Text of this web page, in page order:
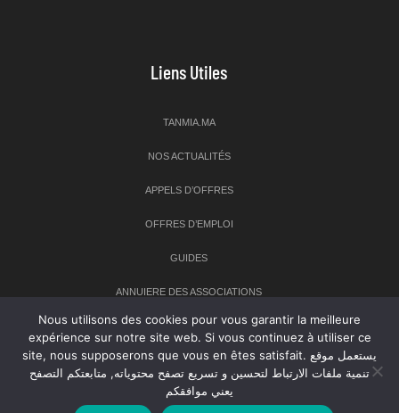
Liens Utiles
TANMIA.MA
NOS ACTUALITÉS
APPELS D’OFFRES
OFFRES D’EMPLOI
GUIDES
ANNUIERE DES ASSOCIATIONS
Newsletter
Inscrivez-vous à notre newsletter pour recevoir les dernières
nouvelles sur TANMIA
Nous utilisons des cookies pour vous garantir la meilleure
expérience sur notre site web. Si vous continuez à utiliser ce
site, nous supposerons que vous en êtes satisfait. يستعمل موقع
تنمية ملفات الارتباط لتحسين و تسريع تصفح محتوياته, متابعتكم التصفح
يعني موافقكم